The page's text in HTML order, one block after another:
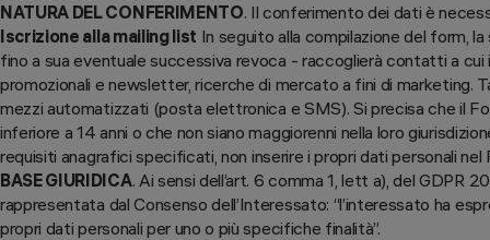
NATURA DEL CONFERIMENTO. Il conferimento dei dati è
Iscrizione alla mailing list In seguito alla compilazione del form,
fino a sua eventuale successiva revoca - raccoglierà contatti a cui
promozionali e newsletter, ricerche di mercato a fini di marketing.
mezzi automatizzati (posta elettronica e SMS). Si precisa che il
inferiore a 14 anni o che non siano maggiorenni nella loro
requisiti anagrafici specificati, non inserire i propri dati personali nel
BASE GIURIDICA. Ai sensi dell’art. 6 comma 1, lett a), del GDPR
rappresentata dal Consenso dell’Interessato: “l’interessato ha
propri dati personali per uno o più specifiche finalità”.